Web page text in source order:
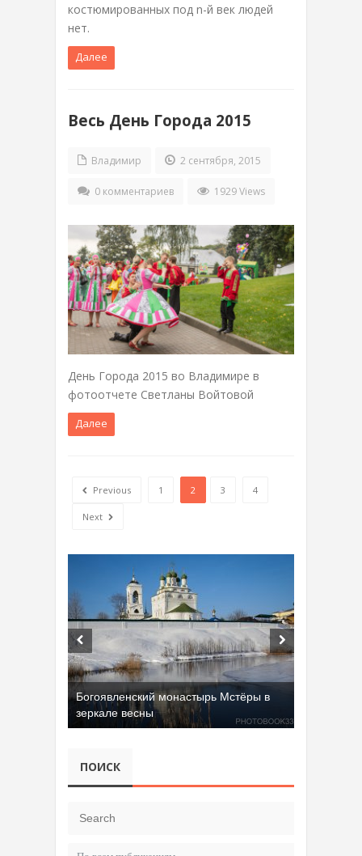
костюмированных под n-й век людей
нет.
Далее
Весь День Города 2015
Владимир 2 сентября, 2015
0 комментариев 1929 Views
День Города 2015 во Владимире в
фотоотчете Светланы Войтовой
Далее
Previous 1 2 3 4
Next
Богоявленский монастырь Мстёры в
зеркале весны
ПОИСК